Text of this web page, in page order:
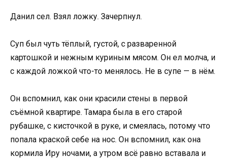
Данил сел. Взял ложку. Зачерпнул.
Суп был чуть тёплый, густой, с разваренной
картошкой и нежным куриным мясом. Он ел молча, и
с каждой ложкой что-то менялось. Не в супе — в нём.
Он вспомнил, как они красили стены в первой
съёмной квартире. Тамара была в его старой
рубашке, с кисточкой в руке, и смеялась, потому что
попала краской себе на нос. Он вспомнил, как она
кормила Иру ночами, а утром всё равно вставала и